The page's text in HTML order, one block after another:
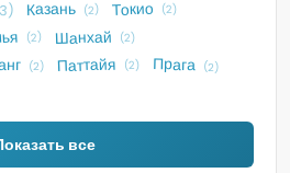
Казань (2) Токио (2)
(2) Шанхай (2)
(2) Паттайя (2) Прага (2)
все